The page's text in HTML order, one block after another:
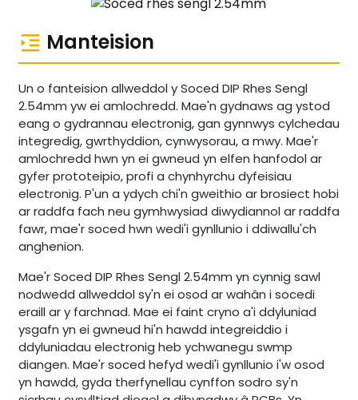
Manteision
Un o fanteision allweddol y Soced DIP Rhes Sengl
2.54mm yw ei amlochredd. Mae'n gydnaws ag ystod
eang o gydrannau electronig, gan gynnwys cylchedau
integredig, gwrthyddion, cynwysorau, a mwy. Mae'r
amlochredd hwn yn ei gwneud yn elfen hanfodol ar
gyfer prototeipio, profi a chynhyrchu dyfeisiau
electronig. P'un a ydych chi'n gweithio ar brosiect hobi
ar raddfa fach neu gymhwysiad diwydiannol ar raddfa
fawr, mae'r soced hwn wedi'i gynllunio i ddiwallu'ch
anghenion.
Mae'r Soced DIP Rhes Sengl 2.54mm yn cynnig sawl
nodwedd allweddol sy'n ei osod ar wahân i socedi
eraill ar y farchnad. Mae ei faint cryno a'i ddyluniad
ysgafn yn ei gwneud hi'n hawdd integreiddio i
ddyluniadau electronig heb ychwanegu swmp
diangen. Mae'r soced hefyd wedi'i gynllunio i'w osod
yn hawdd, gyda therfynellau cynffon sodro sy'n